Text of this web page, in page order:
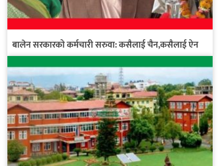
बालेन सरकारको कर्मचारी सरुवा: कसैलाई चैन,कसैलाई ऐन